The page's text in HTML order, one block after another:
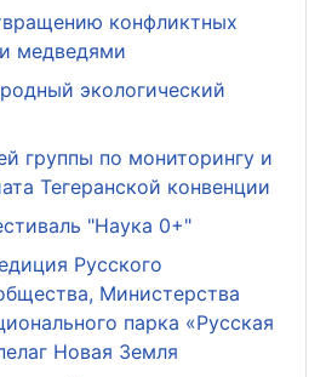
конфликтных
медведями
экологический
группы по мониторингу и
Тегеранской конвенции
"Наука 0+"
Русского
Министерства
парка «Русская
Новая Земля